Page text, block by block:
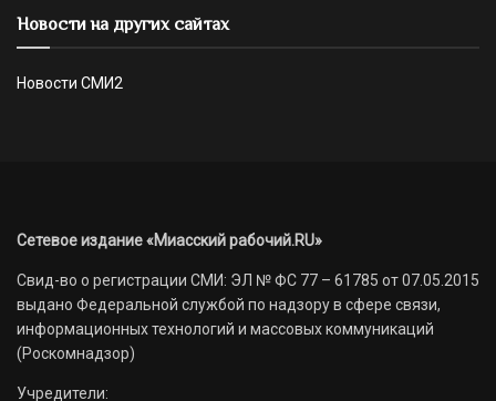
Новости на других сайтах
Новости СМИ2
Сетевое издание «Миасский рабочий.RU»
Свид-во о регистрации СМИ: ЭЛ № ФС 77 – 61785 от 07.05.2015
выдано Федеральной службой по надзору в сфере связи,
информационных технологий и массовых коммуникаций
(Роскомнадзор)
Учредители: